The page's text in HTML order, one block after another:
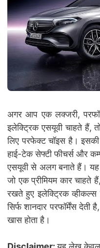
अगर आप एक लक्जरी,
इलेक्ट्रिक एसयूवी चाहते
लिए परफेक्ट चॉइस है। इसकी
हाई-टेक सेफ्टी फीचर्स और
एसयूवी से अलग बनाते हैं। यह
जो एक प्रीमियम कार चाहते
रखते हुए इलेक्ट्रिक
सिर्फ शानदार परफॉर्मेंस
खास होता है।